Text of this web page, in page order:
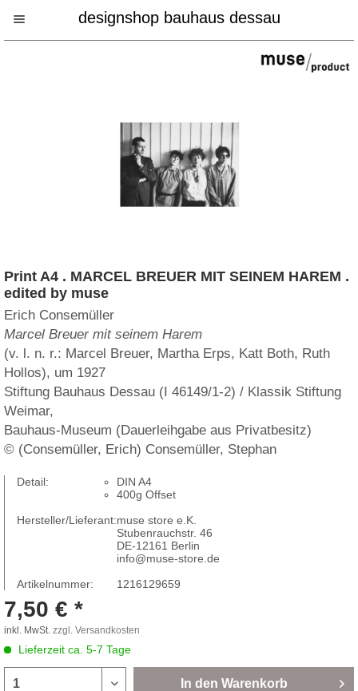
designshop bauhaus dessau
Print A4 . MARCEL BREUER MIT SEINEM HAREM .
edited by muse
Erich Consemüller
Marcel Breuer mit seinem Harem
(v. l. n. r.: Marcel Breuer, Martha Erps, Katt Both, Ruth
Hollos), um 1927
Stiftung Bauhaus Dessau (I 46149/1-2) / Klassik Stiftung
Weimar,
Bauhaus-Museum (Dauerleihgabe aus Privatbesitz)
© (Consemüller, Erich) Consemüller, Stephan
Detail:
DIN A4
400g Offset
Hersteller/Lieferant:muse store e.K.
Stubenrauchstr. 46
DE-12161 Berlin
info@muse-store.de
Artikelnummer:
1216129659
7,50 € *
inkl. MwSt. zzgl. Versandkosten
Lieferzeit ca. 5-7 Tage
In den Warenkorb